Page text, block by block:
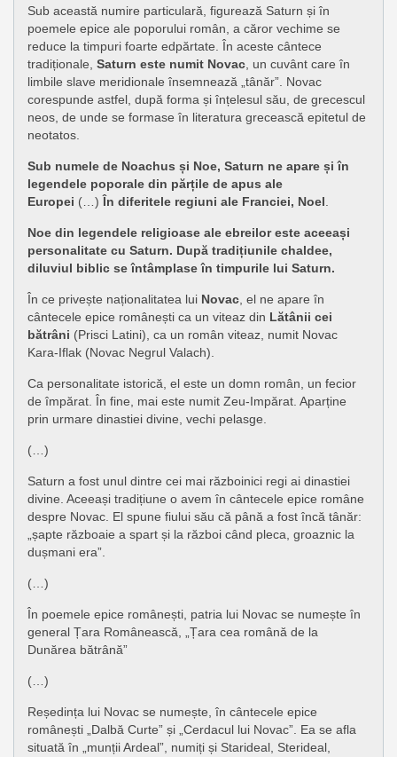
Sub această numire particulară, figurează Saturn și în
poemele epice ale poporului român, a căror vechime se
reduce la timpuri foarte edpărtate. În aceste cântece
tradiționale, Saturn este numit Novac, un cuvânt care în
limbile slave meridionale însemnează „tânăr”. Novac
corespunde astfel, după forma și înțelesul său, de grecescul
neos, de unde se formase în literatura grecească epitetul de
neotatos.
Sub numele de Noachus și Noe, Saturn ne apare și în
legendele poporale din părțile de apus ale
Europei (…) În diferitele regiuni ale Franciei, Noel
Noe din legendele religioase ale ebreilor este aceeași
personalitate cu Saturn. După tradițiunile chaldee,
diluviul biblic se întâmplase în timpurile lui Saturn.
În ce privește naționalitatea lui Novac, el ne apare în
cântecele epice românești ca un viteaz din Lătânii cei
bătrâni (Prisci Latini), ca un român viteaz, numit Novac
Kara-Iflak (Novac Negrul Valach).
Ca personalitate istorică, el este un domn român, un fecior
de împărat. În fine, mai este numit Zeu-Impărat. Aparține
prin urmare dinastiei divine, vechi pelasge.
(…)
Saturn a fost unul dintre cei mai războinici regi ai dinastiei
divine. Aceeași tradițiune o avem în cântecele epice române
despre Novac. El spune fiului său că până a fost încă tânăr:
„șapte războaie a spart și la război când pleca, groaznic la
dușmani era”.
(…)
În poemele epice românești, patria lui Novac se numește în
general Țara Românească, „Țara cea română de la
Dunărea bătrână”
(…)
Reședința lui Novac se numește, în cântecele epice
românești „Dalbă Curte” și „Cerdacul lui Novac”. Ea se afla
situată în „munții Ardeal”, numiți și Starideal, Sterideal,